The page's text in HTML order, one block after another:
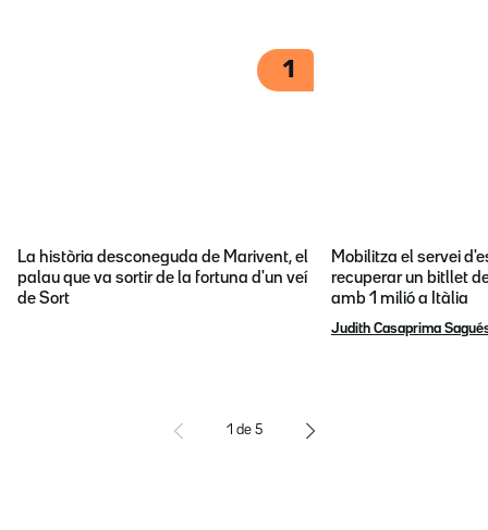
1
La història desconeguda de Marivent, el
palau que va sortir de la fortuna d'un veí
de Sort
Mobilitza el servei
recuperar un bitllet
amb 1 milió a Itàlia
Judith Casaprima
1 de 5